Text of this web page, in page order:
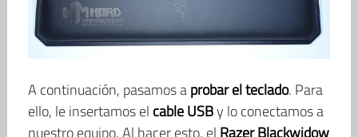
A continuación, pasamos aprobar el teclado. Para
ello, le insertamos el cable USBy lo conectamos a
nuestro equipo. Al hacer esto, el Razer Blackwidow